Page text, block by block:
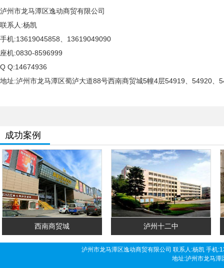
泸州市龙马潭区逸动商贸有限公司
联系人:杨凯
手机:13619045858、13619049090
座机:0830-8596999
Q Q:14674936
地址:泸州市龙马潭区蜀泸大道88号西南商贸城5幢4层54919、54920、
成功案例
西南商贸城 泸州十二中
泸州市龙马潭区逸动商贸有限公司 联系人:杨凯 手
地址:泸州市龙马